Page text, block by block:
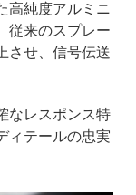
高純度アルミニ
従来のスプレー
させ、信号伝送
なレスポンス特
ィテールの忠実